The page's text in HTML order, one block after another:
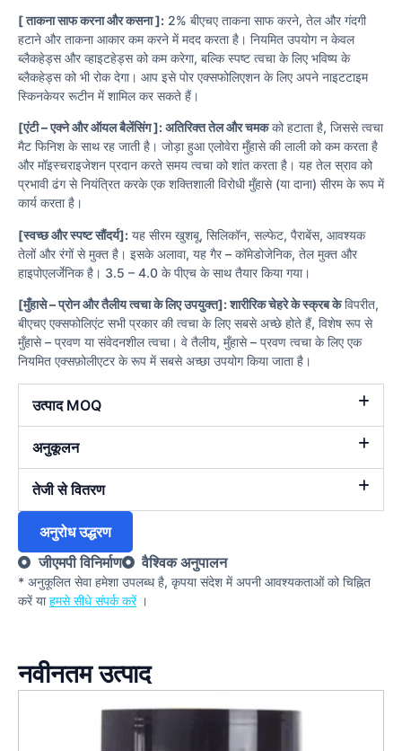
[ ताकना साफ करना और कसना ]: 2% बीएचए ताकना साफ करने, तेल और गंदगी
हटाने और ताकना आकार कम करने में मदद करता है। नियमित उपयोग न केवल
ब्लैकहेड्स और व्हाइटहेड्स को कम करेगा, बल्कि स्पष्ट त्वचा के लिए भविष्य के
ब्लैकहेड्स को भी रोक देगा। आप इसे पोर एक्सफोलिएशन के लिए अपने नाइटटाइम
स्किनकेयर रूटीन में शामिल कर सकते हैं।
[एंटी – एक्ने और ऑयल बैलेंसिंग ]: अतिरिक्त तेल और चमकको हटाता है, जिससे त्वचा
मैट फिनिश के साथ रह जाती है। जोड़ा हुआ एलोवेरा मुँहासे की लाली को कम करता है
और मॉइस्चराइजेशन प्रदान करते समय त्वचा को शांत करता है। यह तेल स्राव को
प्रभावी ढंग से नियंत्रित करके एक शक्तिशाली विरोधी मुँहासे (या दाना) सीरम के रूप में
कार्य करता है।
[स्वच्छ और स्पष्ट सौंदर्य]: यह सीरम खुशबू, सिलिकॉन, सल्फेट, पैराबेंस, आवश्यक
तेलों और रंगों से मुक्त है। इसके अलावा, यह गैर – कॉमेडोजेनिक, तेल मुक्त और
हाइपोएलर्जेनिक है। 3.5 – 4.0 के पीएच के साथ तैयार किया गया।
[मुँहासे – प्रोन और तैलीय त्वचा के लिए उपयुक्त]: शारीरिक चेहरे के स्क्रब केविपरीत,
बीएचए एक्सफोलिएंट सभी प्रकार की त्वचा के लिए सबसे अच्छे होते हैं, विशेष रूप से
मुँहासे – प्रवण या संवेदनशील त्वचा। वे तैलीय, मुँहासे – प्रवण त्वचा के लिए एक
नियमित एक्सफ़ोलीएटर के रूप में सबसे अच्छा उपयोग किया जाता है।
उत्पाद MOQ
अनुकूलन
तेजी से वितरण
अनुरोध उद्धरण
जीएमपी विनिर्माण
वैश्विक अनुपालन
* अनुकूलित सेवा हमेशा उपलब्ध है, कृपया संदेश में अपनी आवश्यकताओं को चिह्नित
करें याहमसे सीधे संपर्क करें।
नवीनतम उत्पाद